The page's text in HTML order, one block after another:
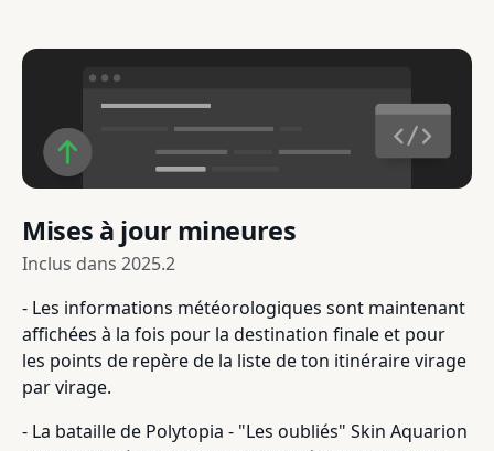
Mises à jour mineures
Inclus dans 2025.2
- Les informations météorologiques sont maintenant
affichées à la fois pour la destination finale et pour
les points de repère de la liste de ton itinéraire virage
par virage.
- La bataille de Polytopia - "Les oubliés" Skin Aquarion